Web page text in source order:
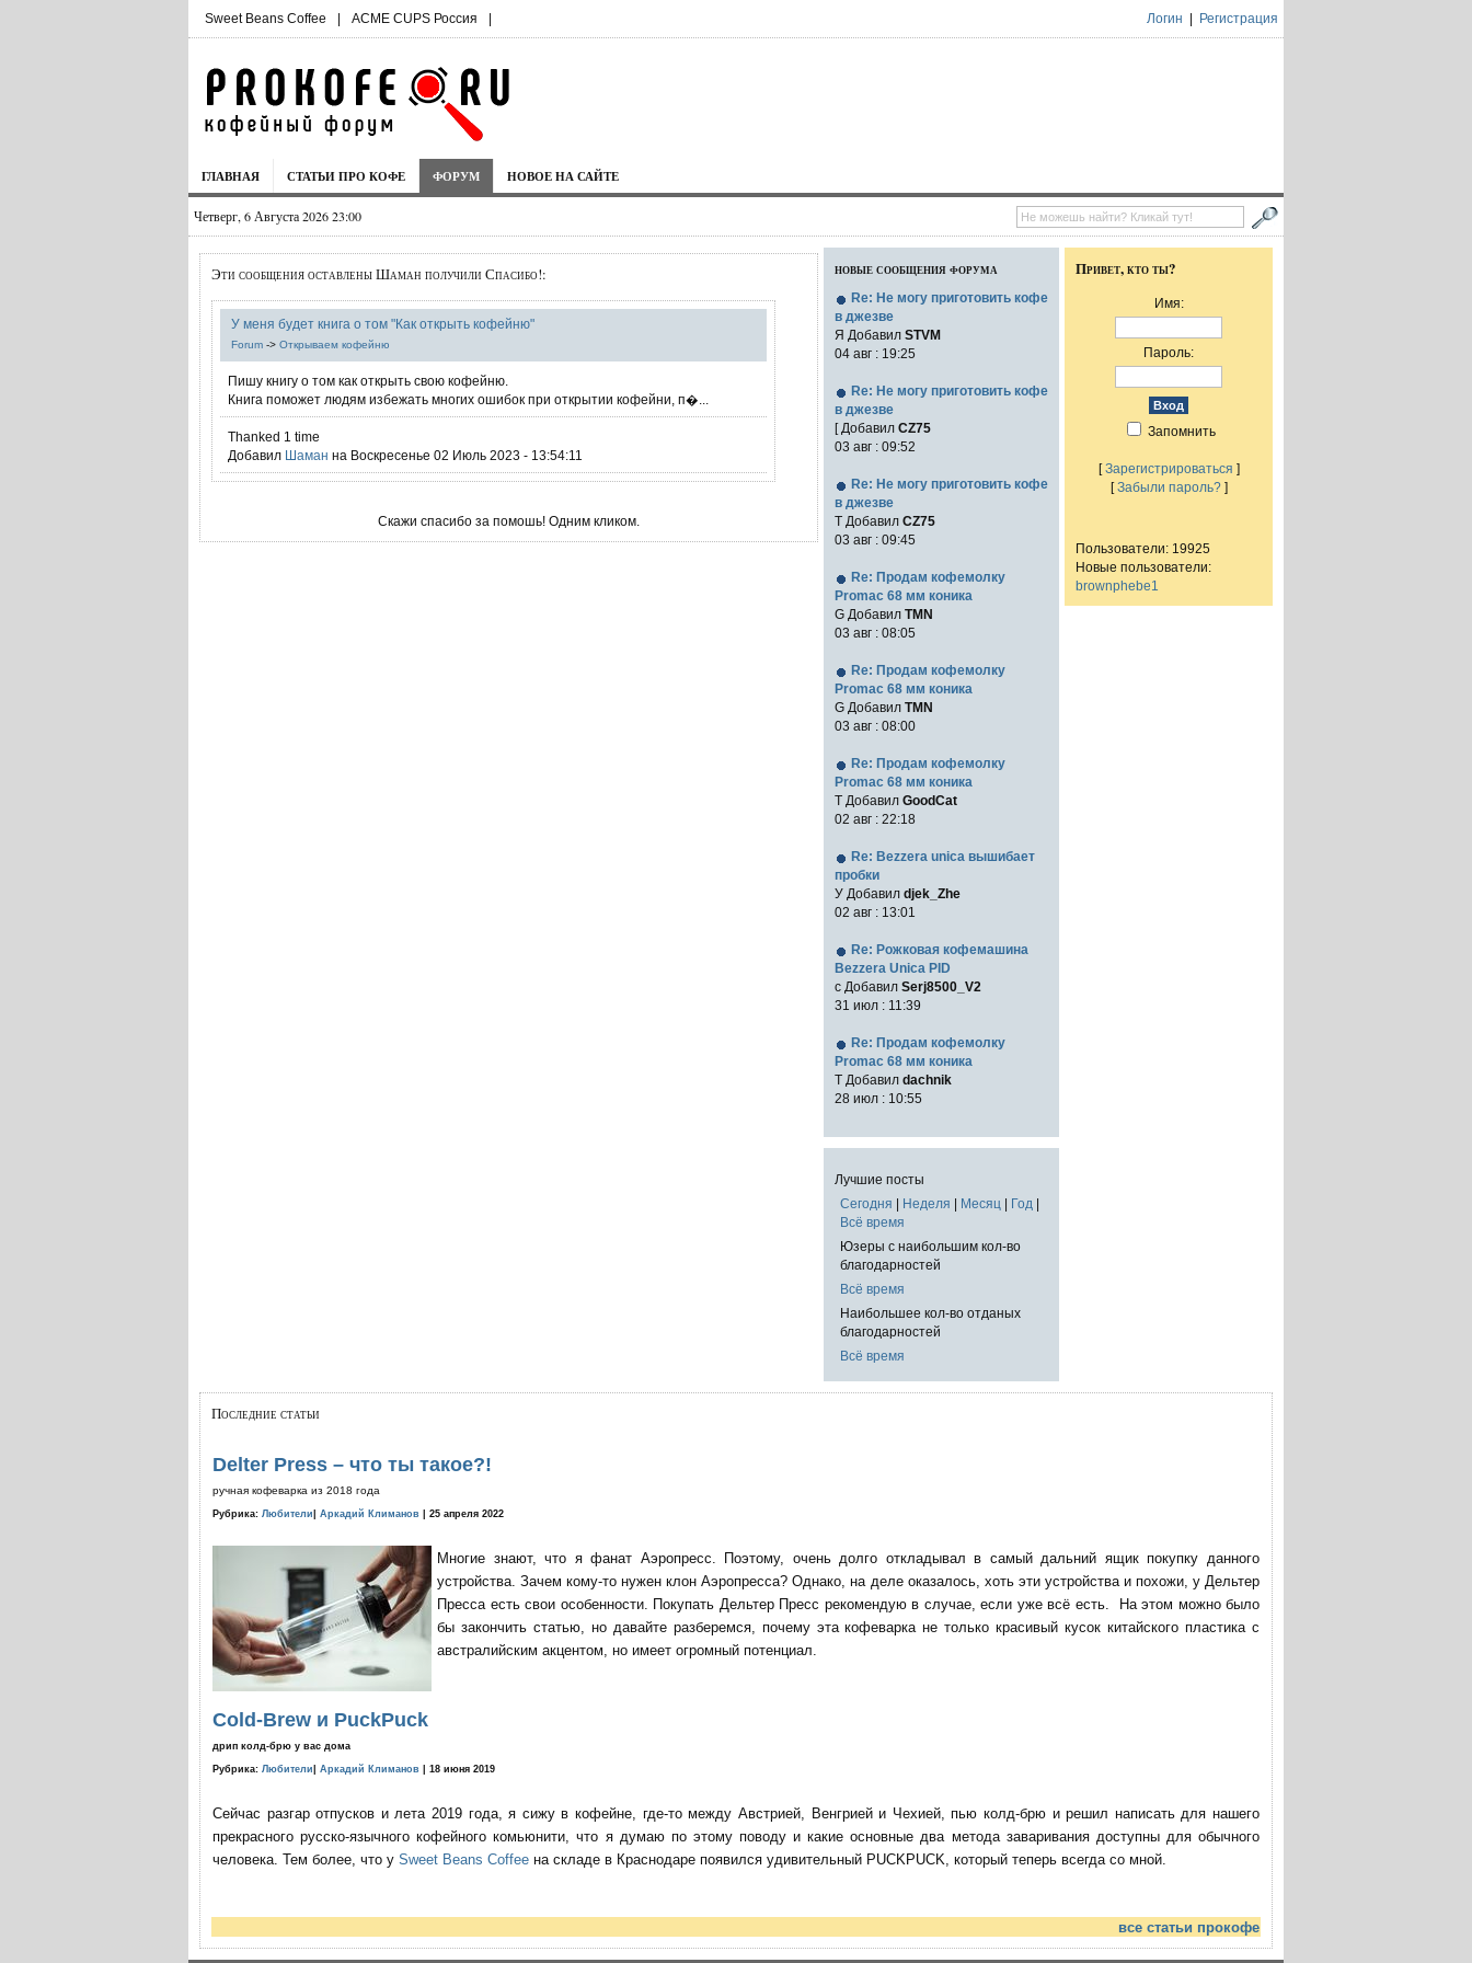
Sweet Beans Coffee | ACME CUPS Россия | Логин Регистрация
ГЛАВНАЯ СТАТЬИ ПРО КОФЕ ФОРУМ НОВОЕ НА САЙТЕ
Четверг, 6 Августа 2026 23:00
Эти сообщения оставлены Шаман получили Спасибо!:
У меня будет книга о том "Как открыть кофейню"
Forum -> Открываем кофейню
Пишу книгу о том как открыть свою кофейню.
Книга поможет людям избежать многих ошибок при открытии кофейни, п�...
Thanked 1 time
Добавил Шаман на Воскресенье 02 Июль 2023 - 13:54:11
Скажи спасибо за помошь! Одним кликом.
новые сообщения форума
Re: Не могу приготовить кофе
в джезве
Я Добавил STVM
04 авг : 19:25
Re: Не могу приготовить кофе
в джезве
[ Добавил CZ75
03 авг : 09:52
Re: Не могу приготовить кофе
в джезве
Т Добавил CZ75
03 авг : 09:45
Re: Продам кофемолку
Promac 68 мм коника
G Добавил TMN
03 авг : 08:05
Re: Продам кофемолку
Promac 68 мм коника
G Добавил TMN
03 авг : 08:00
Re: Продам кофемолку
Promac 68 мм коника
T Добавил GoodCat
02 авг : 22:18
Re: Bezzera unica вышибает
пробки
У Добавил djek_Zhe
02 авг : 13:01
Re: Рожковая кофемашина
Bezzera Unica PID
с Добавил Serj8500_V2
31 июл : 11:39
Re: Продам кофемолку
Promac 68 мм коника
T Добавил dachnik
28 июл : 10:55
Лучшие посты
Сегодня | Неделя | Месяц | Год |
Всё время
Юзеры с наибольшим кол-во
благодарностей
Всё время
Наибольшее кол-во отданых
благодарностей
Всё время
Привет, кто ты?
Имя:
Пароль:
Запомнить
[Зарегистрироваться ]
[Забыли пароль?]
Пользователи: 19925
Новые пользователи:
brownphebe1
Последние статьи
Delter Press – что ты такое?!
ручная кофеварка из 2018 года
Рубрика: Любители Аркадий Климанов | 25 апреля 2022
Многие знают, что я фанат Аэропресс. Поэтому, очень долго откладывал в самый дальний ящик покупку данного
устройства. Зачем кому-то нужен клон Аэропресса? Однако, на деле оказалось, хоть эти устройства и похожи, у Дельтер
Пресса есть свои особенности. Покупать Дельтер Пресс рекомендую в случае, если уже всё есть. На этом можно было
бы закончить статью, но давайте разберемся, почему эта кофеварка не только красивый кусок китайского пластика с
австралийским акцентом, но имеет огромный потенциал.
Cold-Brew и PuckPuck
дрип колд-брю у вас дома
Рубрика: Любители Аркадий Климанов | 18 июня 2019
Сейчас разгар отпусков и лета 2019 года, я сижу в кофейне, где-то между Австрией, Венгрией и Чехией, пью колд-брю и решил написать для нашего
прекрасного русско-язычного кофейного комьюнити, что я думаю по этому поводу и какие основные два метода заваривания доступны для обычного
человека. Тем более, что у Sweet Beans Coffee на складе в Краснодаре появился удивительный PUCKPUCK, который теперь всегда со мной.
все статьи прокофе